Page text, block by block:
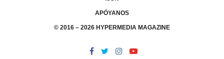
APÓYANOS
© 2016 – 2026 HYPERMEDIA MAGAZINE